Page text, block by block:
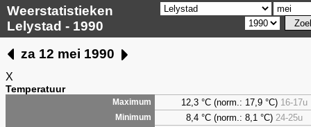
Weerstatistieken
Lelystad - 1990
za 12 mei 1990
X
Temperatuur
Maximum 12,3 °C (norm.: 17,9 °C) 16-17u
Minimum 8,4 °C (norm.: 8,1 °C) 24-25u